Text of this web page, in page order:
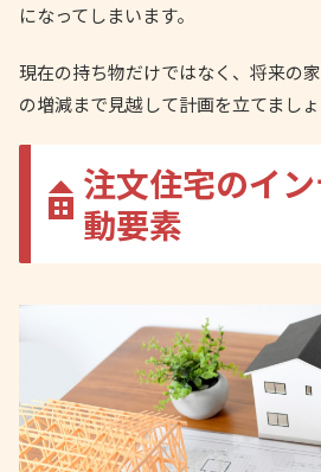
になってしまいます。
現在の持ち物だけではなく、将来の
の増減まで見越して計画を立てましょ
注文住宅のイ
動要素